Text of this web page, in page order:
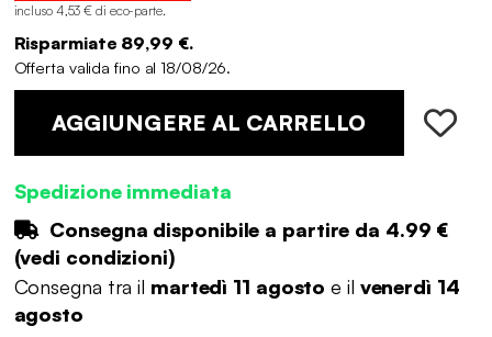
incluso 4,53 € di eco-parte.
Risparmiate 89,99 €.
Offerta valida fino al 18/08/26.
AGGIUNGERE AL CARRELLO
Spedizione immediata
Consegna disponibile a partire da 4.99 €
(vedi condizioni)
Consegna tra il martedì 11 agosto e il venerdì 14
agosto